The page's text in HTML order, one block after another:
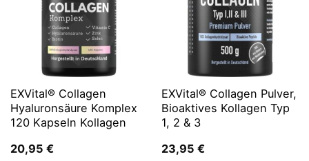
EXVital® Collagen
Hyaluronsäure Komplex
120 Kapseln Kollagen
20,95 €
EXVital® Collagen Pulver,
Bioaktives Kollagen Typ
1, 2 & 3
23,95 €